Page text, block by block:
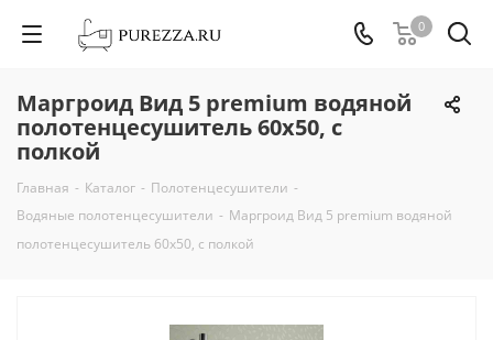
0
Маргроид Вид 5 premium водяной
полотенцесушитель 60х50, с
полкой
Главная - Каталог - Полотенцесушители -
Водяные полотенцесушители - Маргроид Вид 5 premium водяной
полотенцесушитель 60х50, с полкой